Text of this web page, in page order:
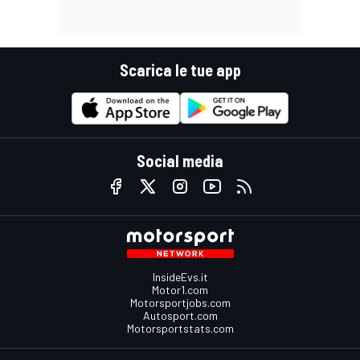
Scarica le tue app
Social media
InsideEvs.it
Motor1.com
Motorsportjobs.com
Autosport.com
Motorsportstats.com